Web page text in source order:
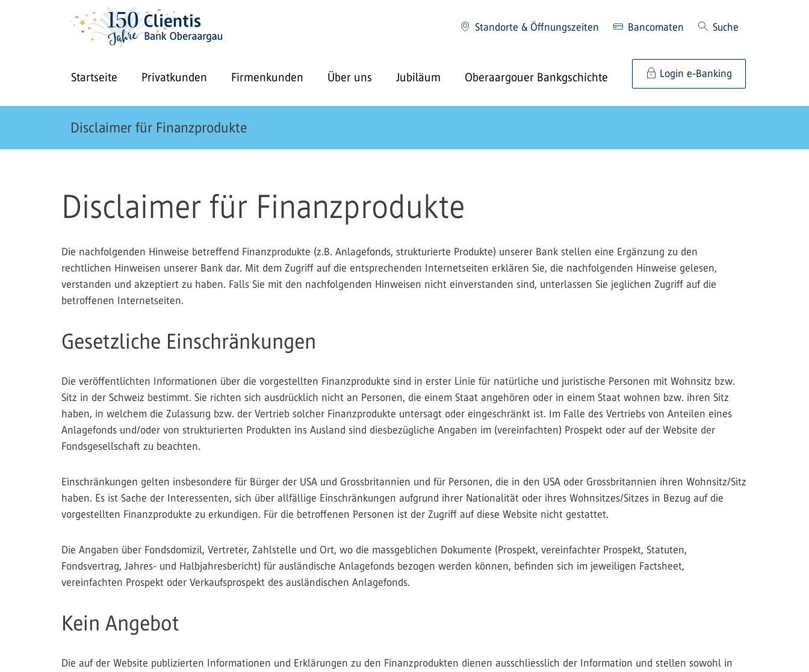
Standorte & Öffnungszeiten Bancomaten Suche
Startseite Privatkunden Firmenkunden Über uns Jubiläum Oberaargouer Bankgschichte Login e-Banking
Disclaimer für Finanzprodukte
Disclaimer für Finanzprodukte
Die nachfolgenden Hinweise betreffend Finanzprodukte (z.B. Anlagefonds, strukturierte Produkte) unserer Bank stellen eine Ergänzung zu den
rechtlichen Hinweisen unserer Bank dar. Mit dem Zugriff auf die entsprechenden Internetseiten erklären Sie, die nachfolgenden Hinweise gelesen,
verstanden und akzeptiert zu haben. Falls Sie mit den nachfolgenden Hinweisen nicht einverstanden sind, unterlassen Sie jeglichen Zugriff auf die
betroffenen Internetseiten.
Gesetzliche Einschränkungen
Die veröffentlichten Informationen über die vorgestellten Finanzprodukte sind in erster Linie für natürliche und juristische Personen mit Wohnsitz bzw.
Sitz in der Schweiz bestimmt. Sie richten sich ausdrücklich nicht an Personen, die einem Staat angehören oder in einem Staat wohnen bzw. ihren Sitz
haben, in welchem die Zulassung bzw. der Vertrieb solcher Finanzprodukte untersagt oder eingeschränkt ist. Im Falle des Vertriebs von Anteilen eines
Anlagefonds und/oder von strukturierten Produkten ins Ausland sind diesbezügliche Angaben im (vereinfachten) Prospekt oder auf der Website der
Fondsgesellschaft zu beachten.
Einschränkungen gelten insbesondere für Bürger der USA und Grossbritannien und für Personen, die in den USA oder Grossbritannien ihren Wohnsitz/Sitz
haben. Es ist Sache der Interessenten, sich über allfällige Einschränkungen aufgrund ihrer Nationalität oder ihres Wohnsitzes/Sitzes in Bezug auf die
vorgestellten Finanzprodukte zu erkundigen. Für die betroffenen Personen ist der Zugriff auf diese Website nicht gestattet.
Die Angaben über Fondsdomizil, Vertreter, Zahlstelle und Ort, wo die massgeblichen Dokumente (Prospekt, vereinfachter Prospekt, Statuten,
Fondsvertrag, Jahres- und Halbjahresbericht) für ausländische Anlagefonds bezogen werden können, befinden sich im jeweiligen Factsheet,
vereinfachten Prospekt oder Verkaufsprospekt des ausländischen Anlagefonds.
Kein Angebot
Die auf der Website publizierten Informationen und Erklärungen zu den Finanzprodukten dienen ausschliesslich der Information und stellen sowohl in